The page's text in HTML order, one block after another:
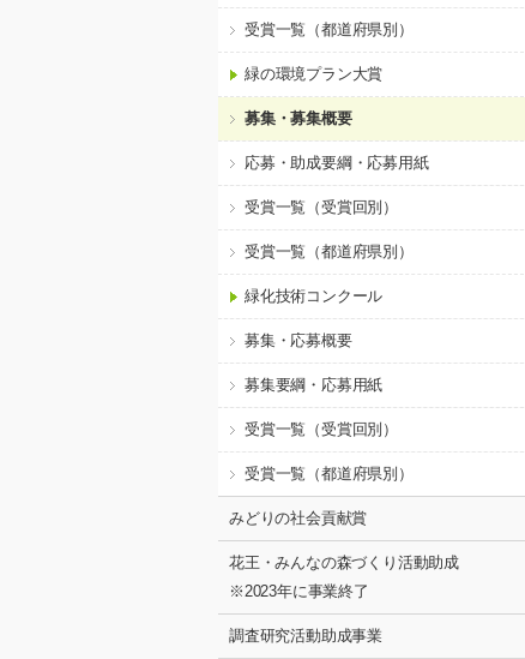
受賞一覧（都道府県別）
緑の環境プラン大賞
募集・募集概要
応募・助成要綱・応募用紙
受賞一覧（受賞回別）
受賞一覧（都道府県別）
緑化技術コンクール
募集・応募概要
募集要綱・応募用紙
受賞一覧（受賞回別）
受賞一覧（都道府県別）
みどりの社会貢献賞
花王・みんなの森づくり活動助成
※2023年に事業終了
調査研究活動助成事業